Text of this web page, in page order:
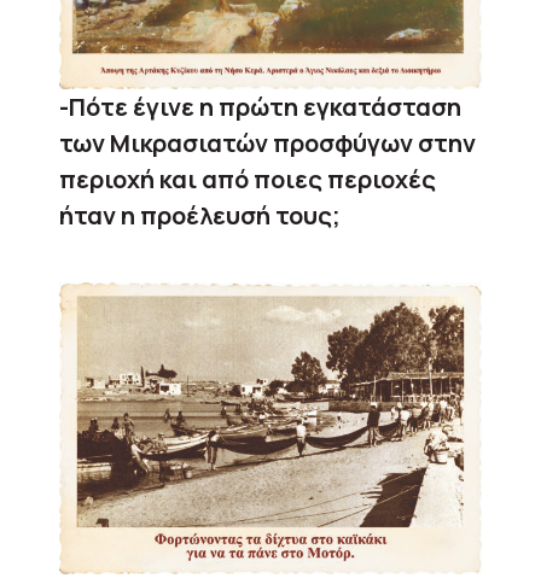
-Πότε έγινε η πρώτη εγκατάσταση
των Μικρασιατών προσφύγων στην
περιοχή και από ποιες περιοχές
ήταν η προέλευσή τους;